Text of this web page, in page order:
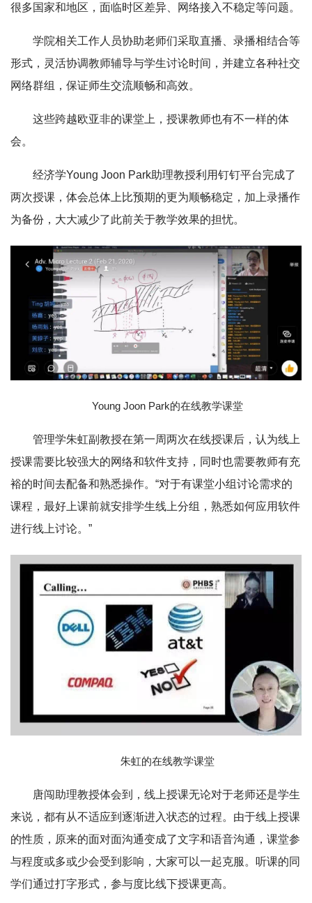
很多国家和地区，面临时区差异、网络接入不稳定等问题。
学院相关工作人员协助老师们采取直播、录播相结合等
形式，灵活协调教师辅导与学生讨论时间，并建立各种社交
网络群组，保证师生交流顺畅和高效。
这些跨越欧亚非的课堂上，授课教师也有不一样的体
会。
经济学Young Joon Park助理教授利用钉钉平台完成了
两次授课，体会总体上比预期的更为顺畅稳定，加上录播作
为备份，大大减少了此前关于教学效果的担忧。
Young Joon Park的在线教学课堂
管理学朱虹副教授在第一周两次在线授课后，认为线上
授课需要比较强大的网络和软件支持，同时也需要教师有充
裕的时间去配备和熟悉操作。“对于有课堂小组讨论需求的
课程，最好上课前就安排学生线上分组，熟悉如何应用软件
进行线上讨论。”
朱虹的在线教学课堂
唐闯助理教授体会到，线上授课无论对于老师还是学生
来说，都有从不适应到逐渐进入状态的过程。由于线上授课
的性质，原来的面对面沟通变成了文字和语音沟通，课堂参
与程度或多或少会受到影响，大家可以一起克服。听课的同
学们通过打字形式，参与度比线下授课更高。